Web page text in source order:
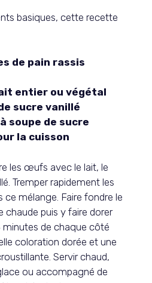
basiques, cette recette
de pain rassis
entier ou végétal
sucre vanillé
soupe de sucre
la cuisson
les œufs avec le lait, le
Tremper rapidement les
ce mélange. Faire fondre le
chaude puis y faire dorer
de chaque côté
coloration dorée et une
Servir chaud,
ou accompagné de